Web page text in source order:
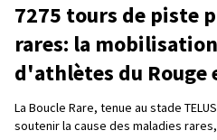
7275 tours de piste
rares: la
d'athlètes du Rouge
La Boucle Rare, tenue au stade
soutenir la cause des maladies